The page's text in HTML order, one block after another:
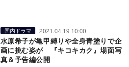
国内ドラマ 2021.04.19 10:00
水原希子が亀甲縛りや全身青塗りで企
画に挑む姿が 『キコキカク』場面写
真＆予告編公開